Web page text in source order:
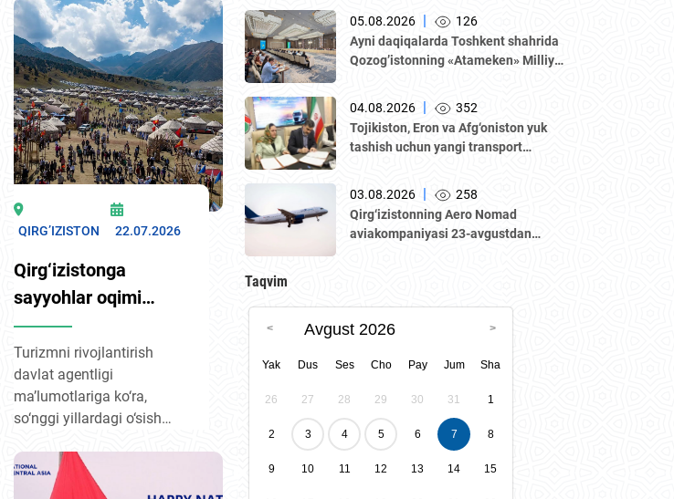
QIRG’IZISTON 22.07.2026
Qirg‘izistonga
sayyohlar oqimi
o‘sishda davom
etmoqda
Turizmni rivojlantirish
davlat agentligi
ma’lumotlariga ko‘ra,
so‘nggi yillardagi o‘sish
isbotidir: 2023-yil — 8
millionga yaqin, 2024-yil —
05.08.2026 |
126
Аyni daqiqalarda Toshkent shahrida
Qozogʼistonning «Аtameken» Milliy
delegatsiya ishtirokida Oʼzbekiston–
Qozogʼiston biznes-forumi va B2B
muzokaralari boʼlib oʼtmoqda.
04.08.2026 |
352
Tojikiston, Eron va Afg‘oniston yuk
tashish uchun yangi transport
03.08.2026 |
258
Qirg‘izistonning Aero Nomad
aviakompaniyasi 23-avgustdan
Taqvim
Avgust 2026
Yak Dus Ses Cho Pay Jum Sha
26 27 28 29 30 31 1
2 3 4 5 6 7 8
9 10 11 12 13 14 15